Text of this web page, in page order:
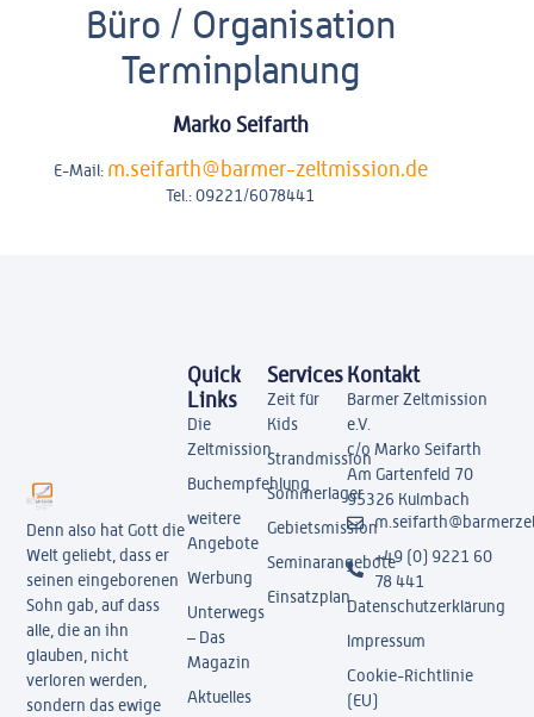
Büro / Organisation
Terminplanung
Marko Seifarth
E-Mail: m.seifarth@barmer-zeltmission.de
Tel.: 09221/6078441
Denn also hat Gott die
Welt geliebt, dass er
seinen eingeborenen
Sohn gab, auf dass
alle, die an ihn
glauben, nicht
verloren werden,
sondern das ewige
Services
Zeit für
Kids
Strandmission
Sommerlager
Gebietsmission
Seminarangebote
Einsatzplan
Quick
Links
Die
Zeltmission
Buchempfehlung
weitere
Angebote
Werbung
Unterwegs
– Das
Magazin
Aktuelles
Kontakt
Barmer Zeltmission
e.V.
c/o Marko Seifarth
Am Gartenfeld 70
95326 Kulmbach
+49 (0) 9221 60
78 441
Datenschutzerklärung
Impressum
Cookie-Richtlinie
(EU)